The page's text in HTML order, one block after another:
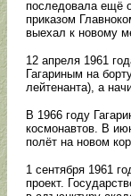
последовала ещё
приказом
выехал к новому
12 апреля 1961
Гагариным на
лейтенанта), а
В 1966 году
космонавтов. В
полёт на новом
1 сентября 1961
проект.